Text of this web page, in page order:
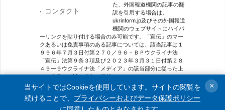
コンタクト
た、外国報道機関の記事の翻
訳を引用する場合は、
ukrinform.jp及びその外国報道
機関のウェブサイトにハイパ
ーリンクを貼り付ける場合のみ可能です。「宣伝」のマー
クあるいは免責事項のある記事については、該当記事は１
９９６年７月３日付第２７０／９６－ＢＰウクライナ法
「宣伝」法第９条３項及び２０２３年３月３１日付第２８
４９ー９ウクライナ法「メディア」の該当部分に従った上
で、合意／会計を根拠に掲載されています。
オンラインメディア主体 メディア識別番号：R40-01421.
© 2015-2026 Ukrinform. All rights reserved.
当サイトではCookieを使用しています。サイトの閲覧を
続けることで、 プライバシーおよびデータ保護ポリシー
×